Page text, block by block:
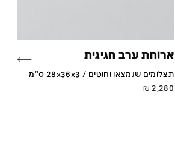
ארוחת ערב חגיגית
תצלומים שנמצאו וחוטים / 28x36x3 ס''מ
2,280
₪